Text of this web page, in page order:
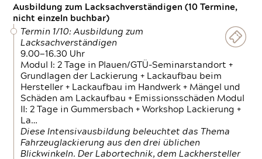
Ausbildung zum Lacksachverständigen (10 Termine,
nicht einzeln buchbar)
Termin 1/10: Ausbildung zum
Lacksachverständigen
9.00—16.30 Uhr
Modul I: 2 Tage in Plauen/GTÜ-Seminarstandort +
Grundlagen der Lackierung + Lackaufbau beim
Hersteller + Lackaufbau im Handwerk + Mängel und
Schäden am Lackaufbau + Emissionsschäden Modul
II: 2 Tage in Gummersbach + Workshop Lackierung +
La…
Diese Intensivausbildung beleuchtet das Thema
Fahrzeuglackierung aus den drei üblichen
Blickwinkeln. Der Labortechnik, dem Lackhersteller